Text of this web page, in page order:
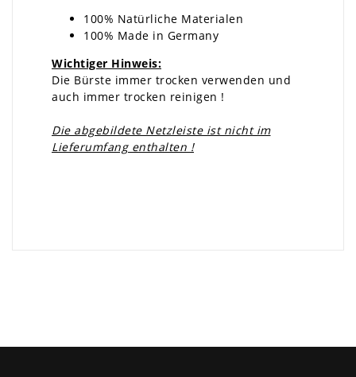
100% Natürliche Materialen
100% Made in Germany
Wichtiger Hinweis:
Die Bürste immer trocken verwenden und
auch immer trocken reinigen !
Die abgebildete Netzleiste ist nicht im
Lieferumfang enthalten !